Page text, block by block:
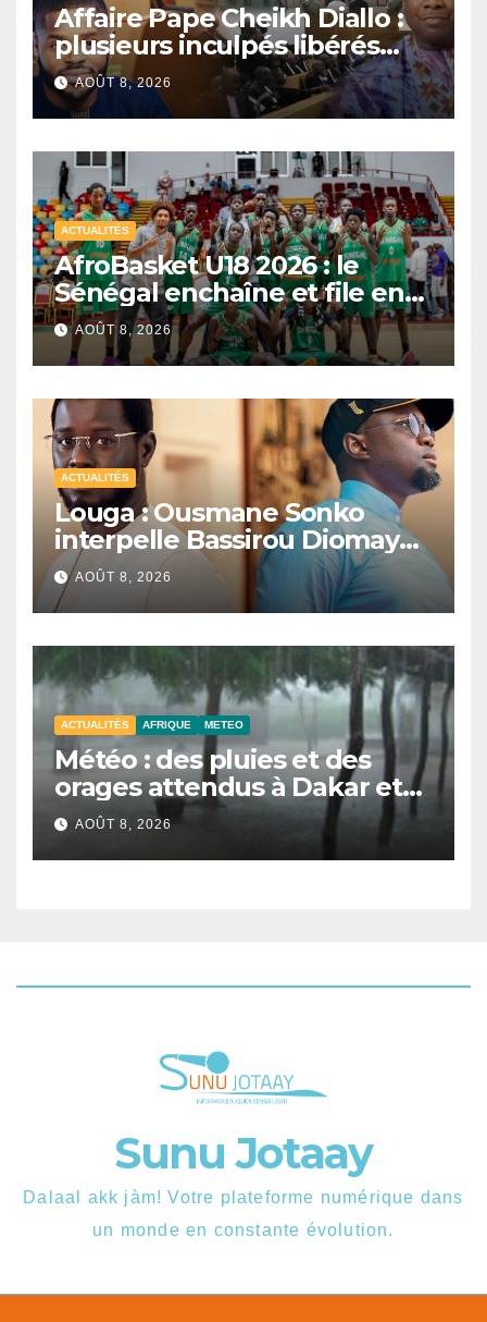
Affaire Pape Cheikh Diallo :
plusieurs inculpés libérés
après un non-lieu partiel
AOÛT 8, 2026
ACTUALITÉS
AfroBasket U18 2026 : le
Sénégal enchaîne et file en
quarts de finale
AOÛT 8, 2026
ACTUALITÉS
Louga : Ousmane Sonko
interpelle Bassirou Diomaye
Faye sur la date des élections
locales
AOÛT 8, 2026
ACTUALITÉS AFRIQUE METEO
Météo : des pluies et des
orages attendus à Dakar et
dans plusieurs localités ce
samedi
AOÛT 8, 2026
Sunu Jotaay
Dalaal akk jàm! Votre plateforme numérique dans
un monde en constante évolution.